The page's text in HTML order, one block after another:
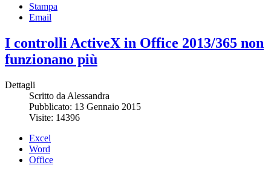
Stampa
Email
I controlli ActiveX in Office 2013/365 non
funzionano più
Dettagli
Scritto da Alessandra
Pubblicato: 13 Gennaio 2015
Visite: 14396
Excel
Word
Office